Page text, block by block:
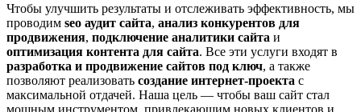
Чтобы улучшить результаты и отслеживать эффективность, мы
проводим seo аудит сайта, анализ конкурентов для
продвижения, подключение аналитики сайта и
оптимизация контента для сайта. Все эти услуги входят в
разработка и продвижение сайтов под ключ, а также
позволяют реализовать создание интернет-проекта с
максимальной отдачей. Наша цель — чтобы ваш сайт стал
мощным инструментом, привлекающим новых клиентов и